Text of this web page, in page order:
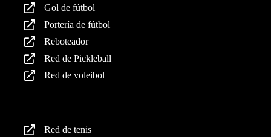
Gol de fútbol
Portería de fútbol
Reboteador
Red de Pickleball
Red de voleibol
Red de tenis